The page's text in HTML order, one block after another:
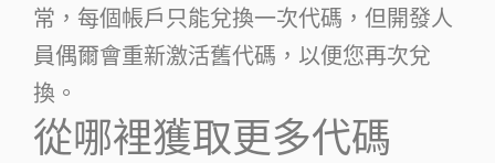
常，每個帳戶只能兌換一次代碼，但開發人
員偶爾會重新激活舊代碼，以便您再次兌
換。
從哪裡獲取更多代碼